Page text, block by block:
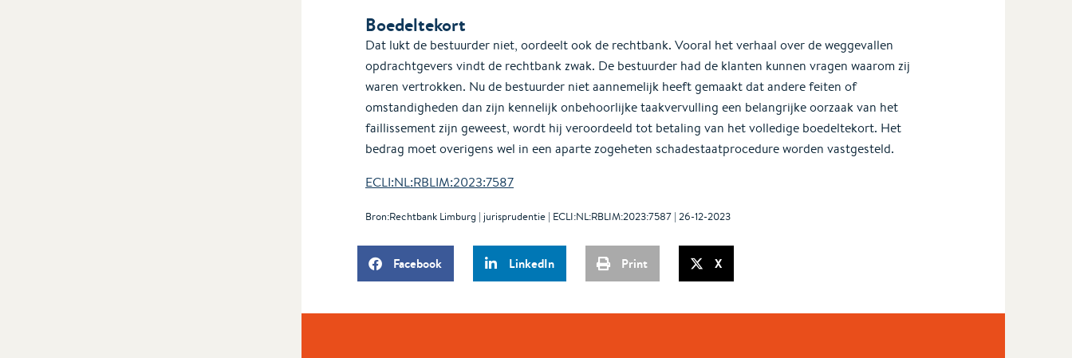
Boedeltekort
Dat lukt de bestuurder niet, oordeelt ook de rechtbank. Vooral het verhaal over de weggevallen
opdrachtgevers vindt de rechtbank zwak. De bestuurder had de klanten kunnen vragen waarom zij
waren vertrokken. Nu de bestuurder niet aannemelijk heeft gemaakt dat andere feiten of
omstandigheden dan zijn kennelijk onbehoorlijke taakvervulling een belangrijke oorzaak van het
faillissement zijn geweest, wordt hij veroordeeld tot betaling van het volledige boedeltekort. Het
bedrag moet overigens wel in een aparte zogeheten schadestaatprocedure worden vastgesteld.
ECLI:NL:RBLIM:2023:7587
Bron:Rechtbank Limburg | jurisprudentie | ECLI:NL:RBLIM:2023:7587 | 26-12-2023
Facebook LinkedIn Print X